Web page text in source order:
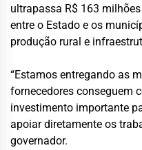
ultrapassa R$ 163
entre o Estado e os
produção rural e
“Estamos entregando as
fornecedores conseguem
investimento importante
apoiar diretamente os
governador.